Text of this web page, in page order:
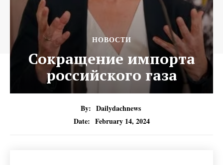
НОВОСТИ
Сокращение импорта
российского газа
By: Dailydachnews
Date: February 14, 2024